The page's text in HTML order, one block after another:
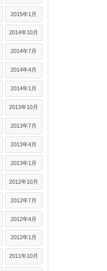
2015年1月
2014年10月
2014年7月
2014年4月
2014年1月
2013年10月
2013年7月
2013年4月
2013年1月
2012年10月
2012年7月
2012年4月
2012年1月
2011年10月